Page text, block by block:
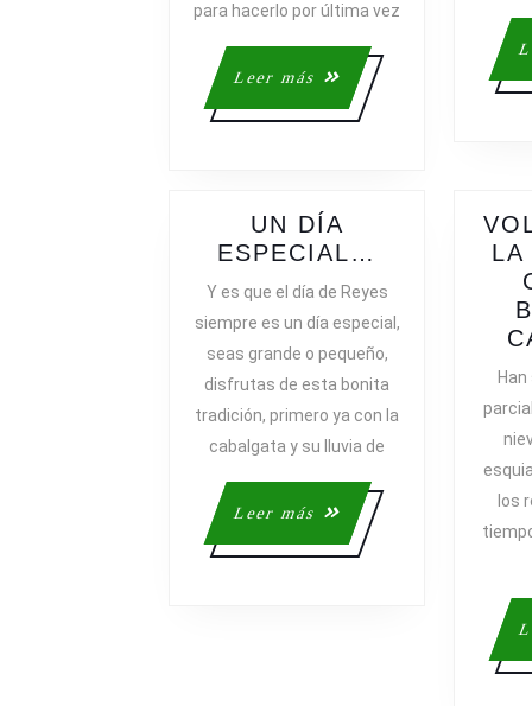
para hacerlo por última vez
Leer más
Leer
más
UN DÍA
ESPECIAL…
Y es que el día de Reyes
siempre es un día especial,
seas grande o pequeño,
disfrutas de esta bonita
tradición, primero ya con la
cabalgata y su lluvia de
Leer más
Leer
más
LA
los